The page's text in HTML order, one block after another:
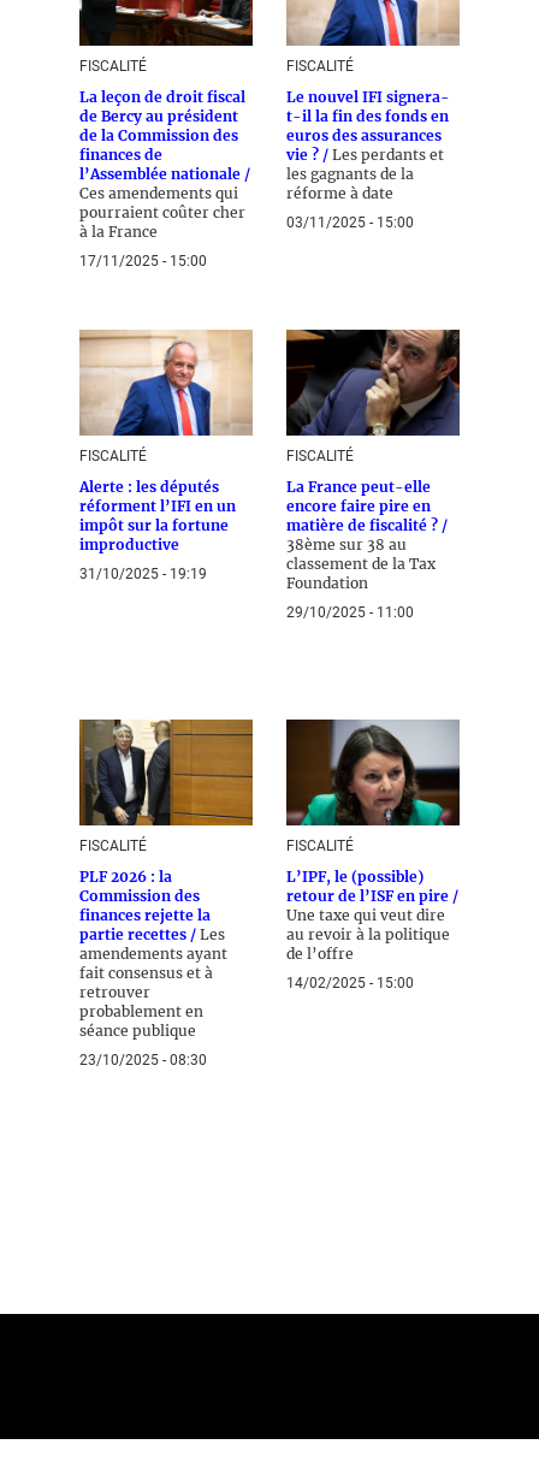
FISCALITÉ
La leçon de droit fiscal
de Bercy au président
de la Commission des
finances de
l’Assemblée nationale /
Ces amendements qui
pourraient coûter cher
à la France
17/11/2025 - 15:00
FISCALITÉ
Le nouvel IFI signera-
t-il la fin des fonds en
euros des assurances
vie ? / Les perdants et
les gagnants de la
réforme à date
03/11/2025 - 15:00
FISCALITÉ
Alerte : les députés
réforment l’IFI en un
impôt sur la fortune
improductive
31/10/2025 - 19:19
FISCALITÉ
La France peut-elle
encore faire pire en
matière de fiscalité ? /
38ème sur 38 au
classement de la Tax
Foundation
29/10/2025 - 11:00
FISCALITÉ
PLF 2026 : la
Commission des
finances rejette la
partie recettes / Les
amendements ayant
fait consensus et à
retrouver
probablement en
séance publique
23/10/2025 - 08:30
FISCALITÉ
L’IPF, le (possible)
retour de l’ISF en pire /
Une taxe qui veut dire
au revoir à la politique
de l’offre
14/02/2025 - 15:00